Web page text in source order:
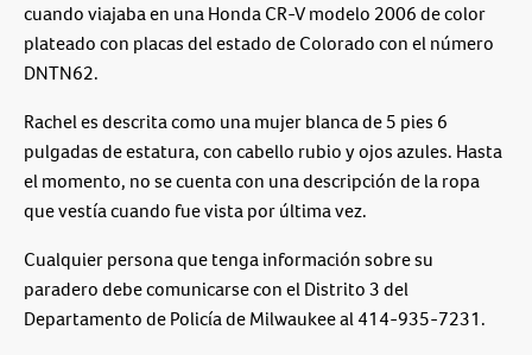
cuando viajaba en una Honda CR-V modelo 2006 de color
plateado con placas del estado de Colorado con el número
DNTN62.
Rachel es descrita como una mujer blanca de 5 pies 6
pulgadas de estatura, con cabello rubio y ojos azules. Hasta
el momento, no se cuenta con una descripción de la ropa
que vestía cuando fue vista por última vez.
Cualquier persona que tenga información sobre su
paradero debe comunicarse con el Distrito 3 del
Departamento de Policía de Milwaukee al 414-935-7231.